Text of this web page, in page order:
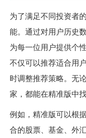
为了满足不同投资者
能。通过对用户历史
为每一位用户提供个
不仅可以推荐适合用
时调整推荐策略。无
家，都能在精准版中
例如，精准版可以根
合的股票、基金、外